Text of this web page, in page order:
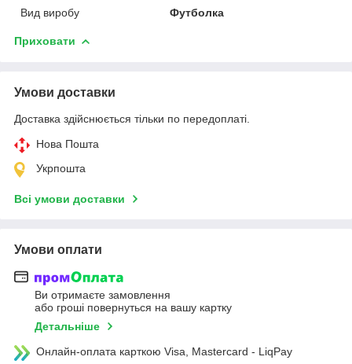
Вид виробу Футболка
Приховати
Умови доставки
Доставка здійснюється тільки по передоплаті.
Нова Пошта
Укрпошта
Всі умови доставки
Умови оплати
Ви отримаєте замовлення
або гроші повернуться на вашу картку
Детальніше
Онлайн-оплата карткою Visa, Mastercard - LiqPay